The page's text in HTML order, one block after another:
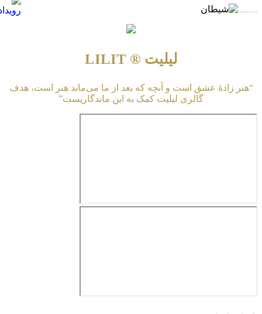
لیلیت ® LILIT
“هنر زادهٔ عشق است و آنچه که بعد از ما می‌ماند هنر است، هدف
گالری لیلیت کمک به این ماندگاریست”